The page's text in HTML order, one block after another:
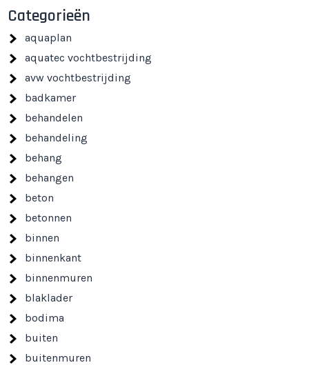
Categorieën
aquaplan
aquatec vochtbestrijding
avw vochtbestrijding
badkamer
behandelen
behandeling
behang
behangen
beton
betonnen
binnen
binnenkant
binnenmuren
blaklader
bodima
buiten
buitenmuren